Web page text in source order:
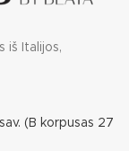
iš Italijos,
(B korpusas 27